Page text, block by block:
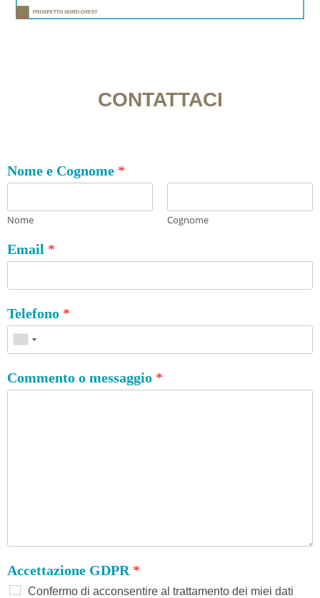
CONTATTACI
Nome e Cognome *
Nome Cognome
Email *
Telefono *
Commento o messaggio *
Accettazione GDPR *
Confermo di acconsentire al trattamento dei miei dati